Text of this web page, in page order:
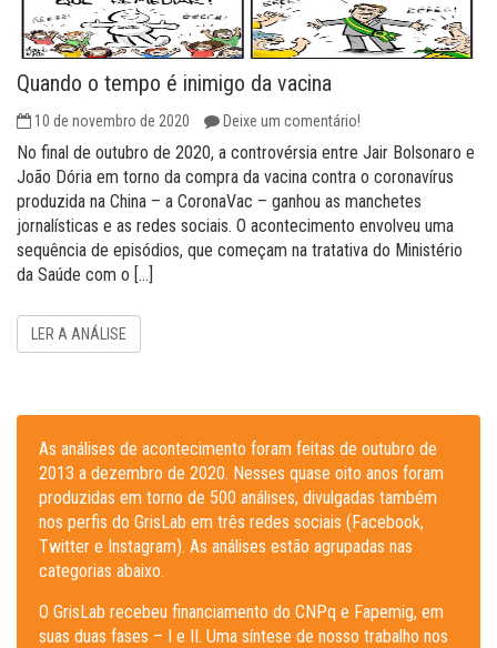
Quando o tempo é inimigo da vacina
10 de novembro de 2020 Deixe um comentário!
No final de outubro de 2020, a controvérsia entre Jair Bolsonaro e
João Dória em torno da compra da vacina contra o coronavírus
produzida na China – a CoronaVac – ganhou as manchetes
jornalísticas e as redes sociais. O acontecimento envolveu uma
sequência de episódios, que começam na tratativa do Ministério
da Saúde com o […]
LER A ANÁLISE
As análises de acontecimento foram feitas de outubro de
2013 a dezembro de 2020. Nesses quase oito anos foram
produzidas em torno de 500 análises, divulgadas também
nos perfis do GrisLab em três redes sociais (Facebook,
Twitter e Instagram). As análises estão agrupadas nas
categorias abaixo.
O GrisLab recebeu financiamento do CNPq e Fapemig, em
suas duas fases – I e II. Uma síntese de nosso trabalho nos